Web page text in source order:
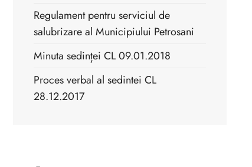
Regulament pentru serviciul de
salubrizare al Municipiului Petrosani
Minuta sedinței CL 09.01.2018
Proces verbal al sedintei CL
28.12.2017